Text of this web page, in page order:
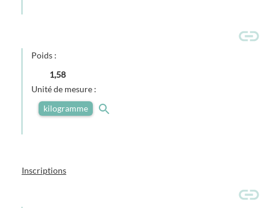
Poids :
1,58
Unité de mesure :
kilogramme
Inscriptions